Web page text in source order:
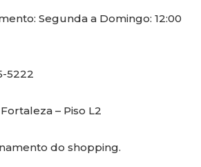
Segunda a Domingo: 12:00
5222
– Piso L2
do shopping.